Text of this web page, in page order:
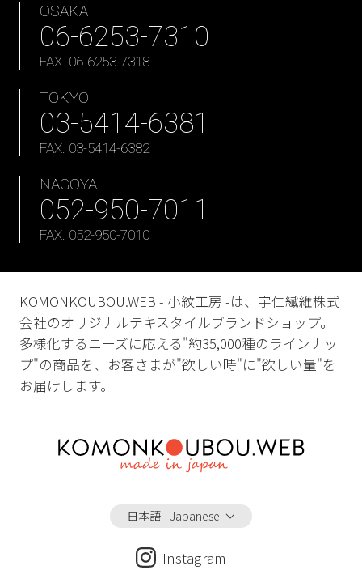
OSAKA
06-6253-7310
FAX. 06-6253-7318
TOKYO
03-5414-6381
FAX. 03-5414-6382
NAGOYA
052-950-7011
FAX. 052-950-7010
日本語 - Japanese
Instagram
KOMONKOUBOU.WEB - 小紋工房 -は、宇仁繊維株式
会社のオリジナルテキスタイルブランドショップ。
多様化するニーズに応える"約35,000種のラインナッ
プ"の商品を、お客さまが"欲しい時"に"欲しい量"を
お届けします。